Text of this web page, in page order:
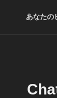
あなたの